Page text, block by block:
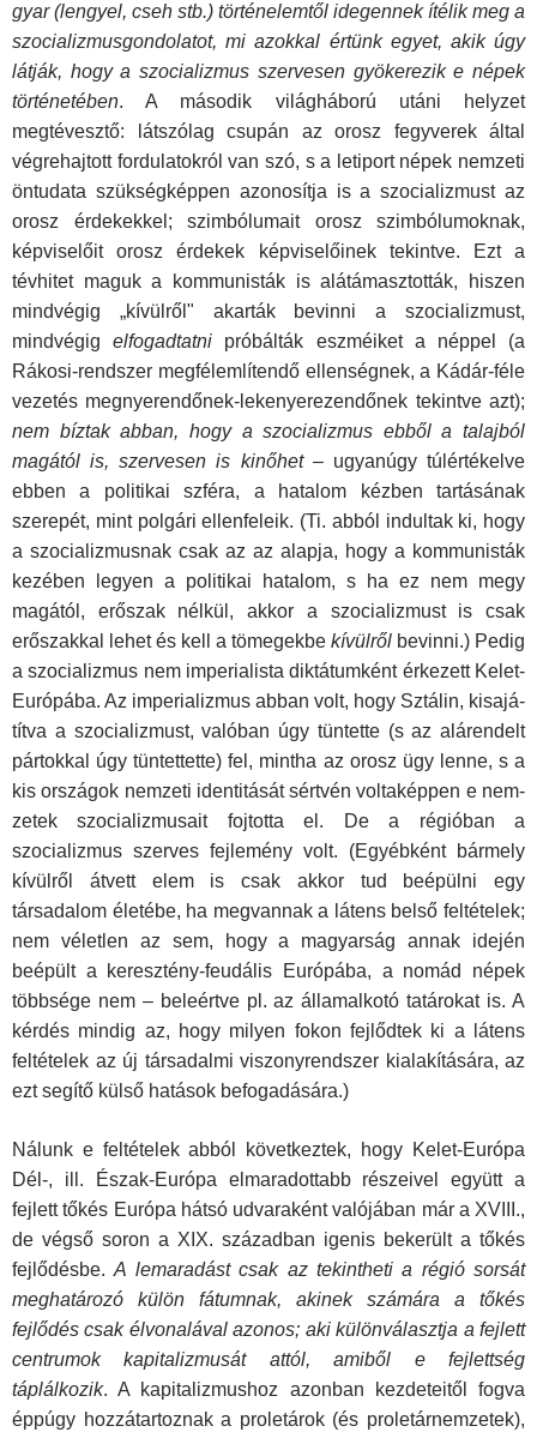
gyar (lengyel, cseh stb.) történelemtől idegennek ítélik meg a
szocializmusgondolatot, mi azokkal értünk egyet, akik úgy
látják, hogy a szocializmus szervesen gyökerezik e népek
tör­ténetében. A második világháború utáni helyzet
megtévesztő: látszólag csupán az orosz fegyverek által
végrehajtott fordula­tokról van szó, s a letiport népek nemzeti
öntudata szükség­képpen azonosítja is a szocializmust az
orosz érdekekkel; szimbólumait orosz szimbólumoknak,
képviselőit orosz érde­kek képviselőinek tekintve. Ezt a
tévhitet maguk a kommunis­ták is alátámasztották, hiszen
mindvégig „kívülről" akarták bevinni a szocializmust,
mindvégigelfogadtatni próbálták eszméiket a néppel (a
Rákosi-rendszer megfélemlítendő el­lenségnek, a Kádár-féle
vezetés megnyerendőnek-lekenyerezendőnek tekintve azt);
nem bíztak abban, hogy a szocia­lizmus ebből a talajból
magától is, szervesen is kinőhet– ugyanúgy túlértékelve
ebben a politikai szféra, a hatalom kéz­ben tartásának
szerepét, mint polgári ellenfeleik. (Ti. abból in­dultak ki, hogy
a szocializmusnak csak az az alapja, hogy a kommunisták
kezében legyen a politikai hatalom, s ha ez nem megy
magától, erőszak nélkül, akkor a szocializmust is csak
erőszakkal lehet és kell a tömegekbe kívülről bevinni.) Pedig
a szocializmus nem imperialista diktátumként érkezett Kelet-
Európába. Az imperializmus abban volt, hogy Sztálin, kisajá­
títva a szocializmust, valóban úgy tüntette (s az alárendelt
pártokkal úgy tüntettette) fel, mintha az orosz ügy lenne, s a
kis országok nemzeti identitását sértvén voltaképpen e nem­
zetek szocializmusait fojtotta el. De a régióban a
szocializmus szerves fejlemény volt. (Egyébként bármely
kívülről átvett elem is csak akkor tud beépülni egy
társadalom életébe, ha megvannak a látens belső feltételek;
nem véletlen az sem, hogy a magyarság annak idején
beépült a keresztény-feudá­lis Európába, a nomád népek
többsége nem – beleértve pl. az államalkotó tatárokat is. A
kérdés mindig az, hogy milyen fo­kon fejlődtek ki a látens
feltételek az új társadalmi viszony­rendszer kialakítására, az
ezt segítő külső hatások befoga­dására.)
Nálunk e feltételek abból következtek, hogy Kelet-Európa
Dél-, ill. Észak-Európa elmaradottabb részeivel együtt a
fejlett tőkés Európa hátsó udvaraként valójában már a XVIII.,
de végső soron a XIX. században igenis bekerült a tőkés
fejlő­désbe.A lemaradást csak az tekintheti a régió sorsát
megha­tározó külön fátumnak, akinek számára a tőkés
fejlődés csak élvonalával azonos; aki különválasztja a fejlett
centrumok ka­pitalizmusát attól, amiből e fejlettség
táplálkozik. A kapitaliz­mushoz azonban kezdeteitől fogva
éppúgy hozzátartoznak a proletárok (és proletárnemzetek),